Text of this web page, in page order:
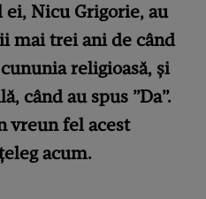
ei, Nicu Grigorie, au
mai trei ani de când
religioasă, și
când au spus ”Da”.
vreun fel acest
acum.